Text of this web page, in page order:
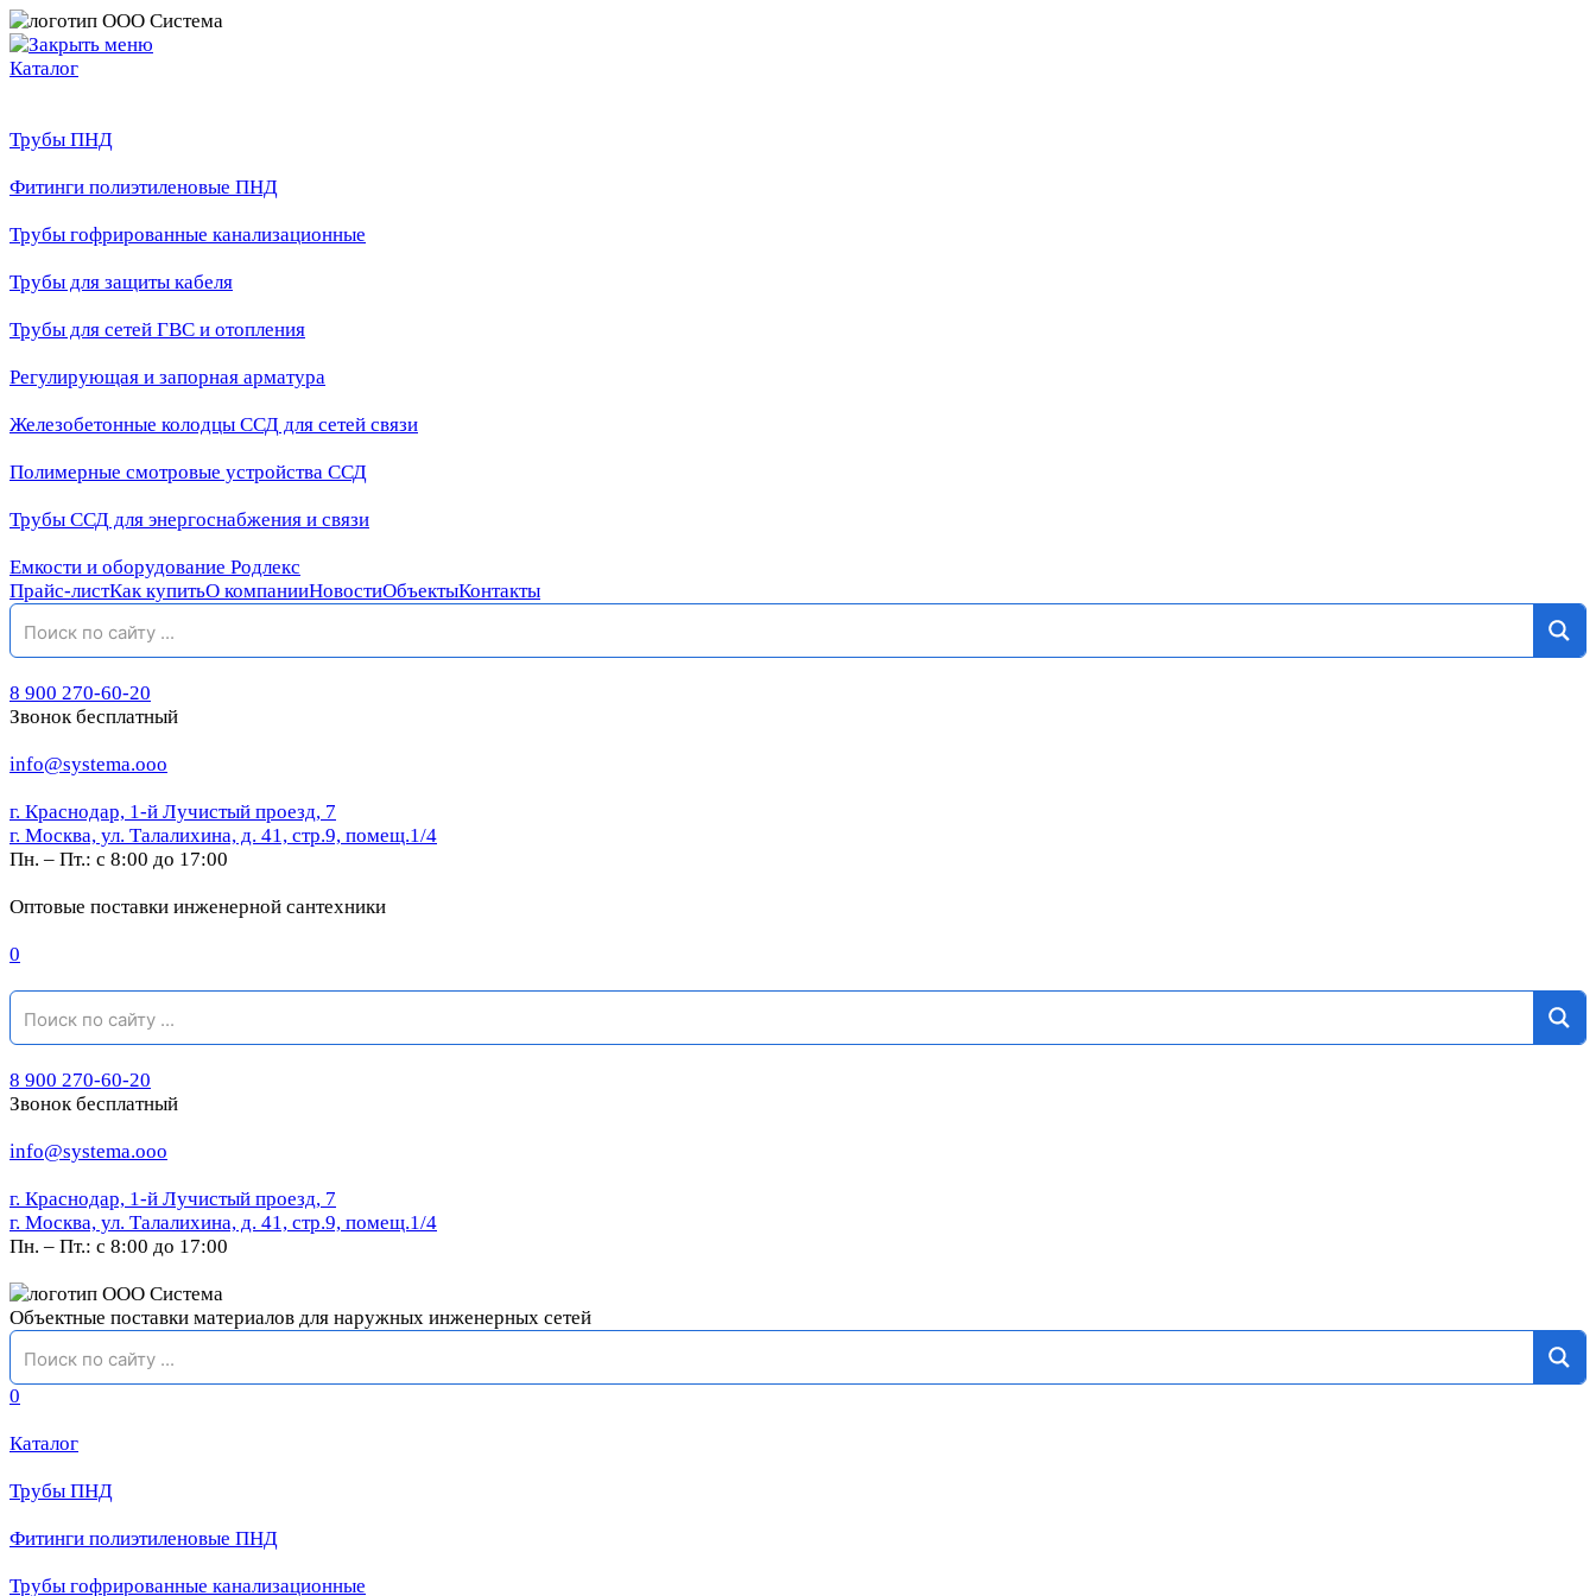
Каталог
Трубы ПНД
Фитинги полиэтиленовые ПНД
Трубы гофрированные канализационные
Трубы для защиты кабеля
Трубы для сетей ГВС и отопления
Регулирующая и запорная арматура
Железобетонные колодцы ССД для сетей связи
Полимерные смотровые устройства ССД
Трубы ССД для энергоснабжения и связи
Емкости и оборудование Родлекс
Прайс-листКак купитьО компанииНовостиОбъектыКонтакты
8 900 270-60-20
Звонок бесплатный
info@systema.ooo
г. Краснодар, 1-й Лучистый проезд, 7
г. Москва, ул. Талалихина, д. 41, стр.9, помещ.1/4
Пн. – Пт.: с 8:00 до 17:00
Оптовые поставки инженерной сантехники
0
8 900 270-60-20
Звонок бесплатный
info@systema.ooo
г. Краснодар, 1-й Лучистый проезд, 7
г. Москва, ул. Талалихина, д. 41, стр.9, помещ.1/4
Пн. – Пт.: с 8:00 до 17:00
Объектные поставки материалов для наружных инженерных сетей
0
Каталог
Трубы ПНД
Фитинги полиэтиленовые ПНД
Трубы гофрированные канализационные